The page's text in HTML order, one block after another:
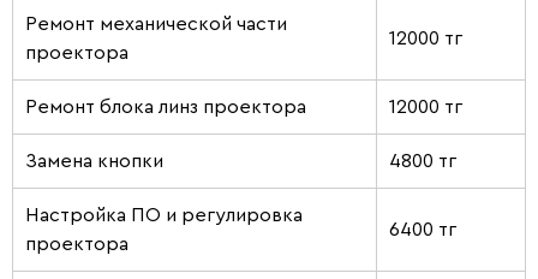
Ремонт механической части
проектора
12000 тг
Ремонт блока линз проектора 12000 тг
Замена кнопки 4800 тг
Настройка ПО и регулировка
проектора
6400 тг